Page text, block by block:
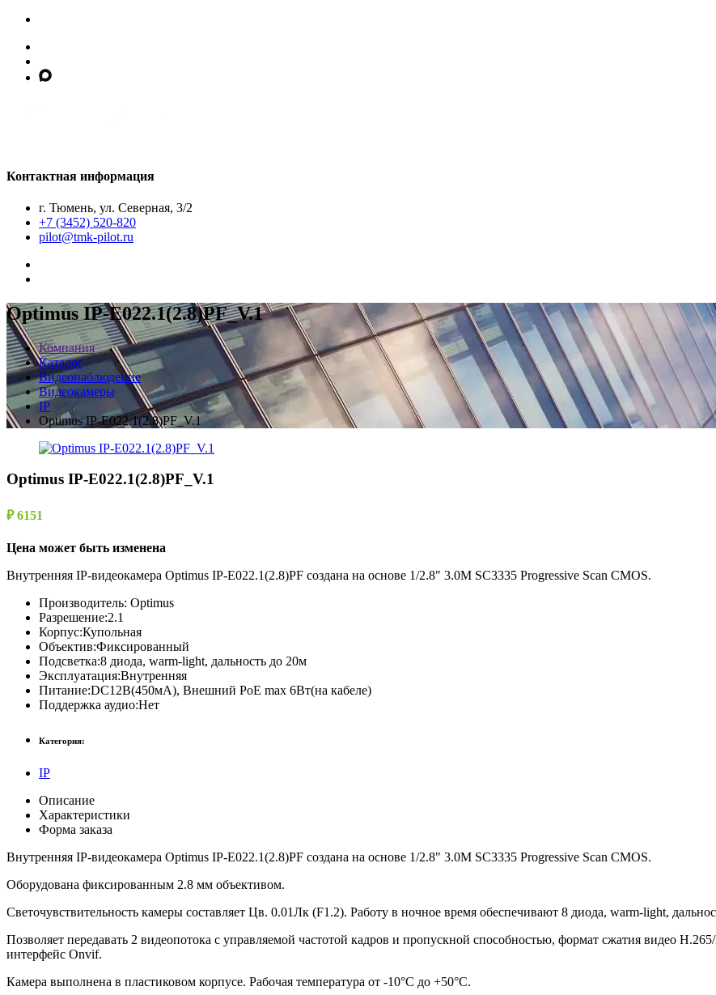
Контактная информация
г. Тюмень, ул. Северная, 3/2
+7 (3452) 520-820
pilot@tmk-pilot.ru
Optimus IP-E022.1(2.8)PF_V.1
Компания
Каталог
Видеонаблюдение
Видеокамеры
IP
Optimus IP-E022.1(2.8)PF_V.1
Optimus IP-E022.1(2.8)PF_V.1
₽ 6151
Цена может быть изменена
Внутренняя IP-видеокамера Optimus IP-E022.1(2.8)PF создана на основе 1/2.8" 3.0M SC3335 Progressive Scan CMOS.
Производитель: Optimus
Разрешение:2.1
Корпус:Купольная
Объектив:Фиксированный
Подсветка:8 диода, warm-light, дальность до 20м
Эксплуатация:Внутренняя
Питание:DC12В(450мА), Внешний PoE max 6Вт(на кабеле)
Поддержка аудио:Нет
Категория:
IP
Описание
Характеристики
Форма заказа
Внутренняя IP-видеокамера Optimus IP-E022.1(2.8)PF создана на основе 1/2.8" 3.0M SC3335 Progressive Scan CMOS.
Оборудована фиксированным 2.8 мм объективом.
Светочувствительность камеры составляет Цв. 0.01Лк (F1.2). Работу в ночное время обеспечивают 8 диода, warm-light,
Позволяет передавать 2 видеопотока с управляемой частотой кадров и пропускной способностью, формат сжатия видео
интерфейс Onvif.
Камера выполнена в пластиковом корпусе. Рабочая температура от -10°С до +50°С.